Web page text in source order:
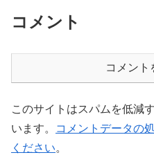
コメント
コメント
このサイトはスパムを低減
います。
コメントデータの
ください。